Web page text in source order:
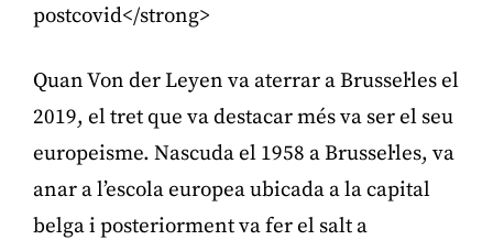
postcovid</strong>
Quan Von der Leyen va aterrar a Brussel·les el
2019, el tret que va destacar més va ser el seu
europeisme. Nascuda el 1958 a Brussel·les, va
anar a l’escola europea ubicada a la capital
belga i posteriorment va fer el salt a